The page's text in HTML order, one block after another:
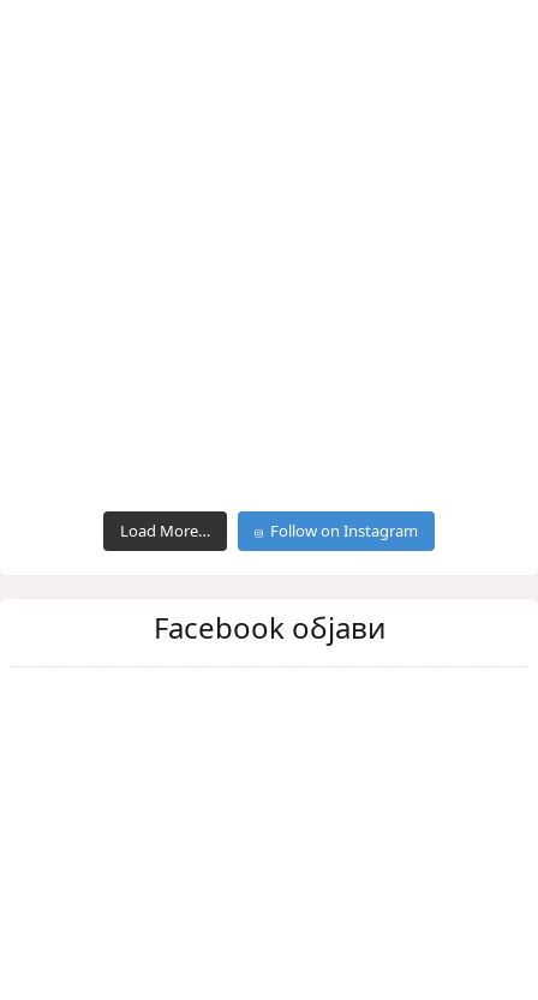
Load More… Follow on Instagram
Facebook објави